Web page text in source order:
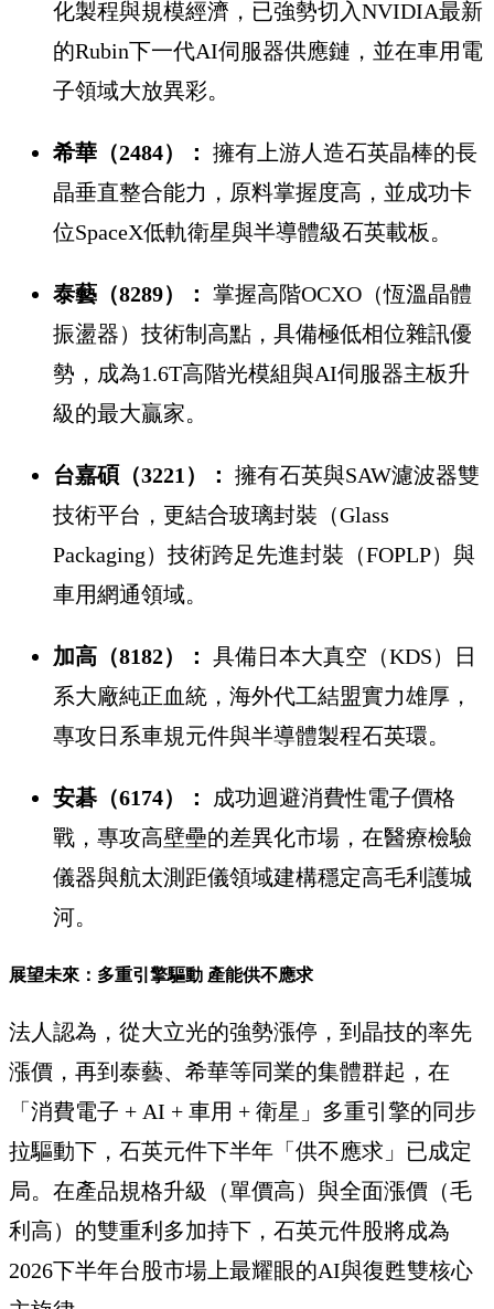
化製程與規模經濟，已強勢切入NVIDIA最新
的Rubin下一代AI伺服器供應鏈，並在車用電
子領域大放異彩。
希華（2484）： 擁有上游人造石英晶棒的長
晶垂直整合能力，原料掌握度高，並成功卡
位SpaceX低軌衛星與半導體級石英載板。
泰藝（8289）： 掌握高階OCXO（恆溫晶體
振盪器）技術制高點，具備極低相位雜訊優
勢，成為1.6T高階光模組與AI伺服器主板升
級的最大贏家。
台嘉碩（3221）： 擁有石英與SAW濾波器雙
技術平台，更結合玻璃封裝（Glass
Packaging）技術跨足先進封裝（FOPLP）與
車用網通領域。
加高（8182）： 具備日本大真空（KDS）日
系大廠純正血統，海外代工結盟實力雄厚，
專攻日系車規元件與半導體製程石英環。
安碁（6174）：
成功迴避消費性電子價格
戰，專攻高壁壘的差異化市場，在醫療檢驗
儀器與航太測距儀領域建構穩定高毛利護城
河。
展望未來：多重引擎驅動 產能供不應求
法人認為，從大立光的強勢漲停，到晶技的率先
漲價，再到泰藝、希華等同業的集體群起，在
「消費電子 + AI + 車用 + 衛星」多重引擎的同步
拉驅動下，石英元件下半年「供不應求」已成定
局。在產品規格升級（單價高）與全面漲價（毛
利高）的雙重利多加持下，石英元件股將成為
2026下半年台股市場上最耀眼的AI與復甦雙核心